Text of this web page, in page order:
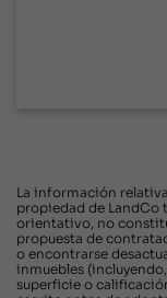
La información
propiedad de
orientativo, no
propuesta de
o encontrarse
inmuebles
superficie o